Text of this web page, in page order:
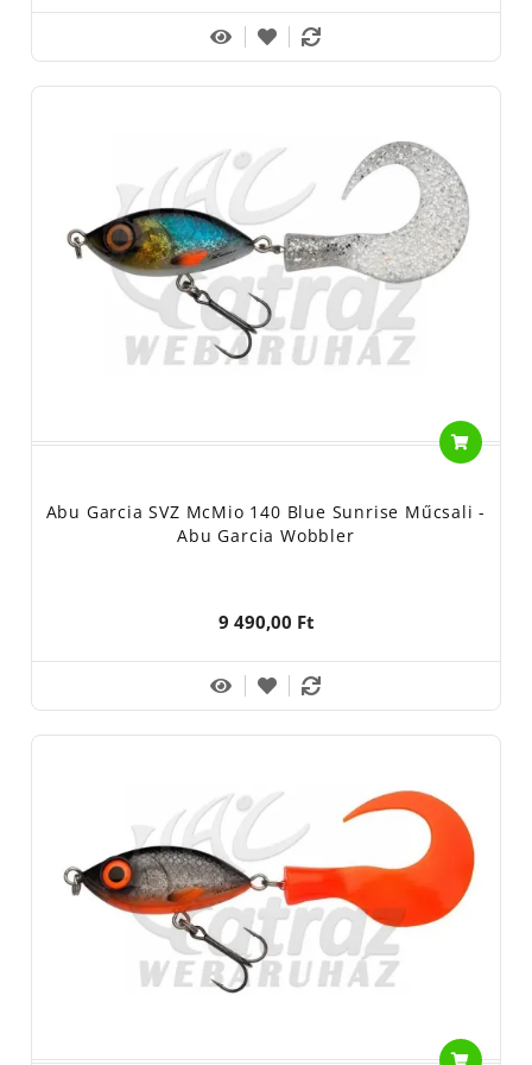
kevesebbel, mint asvéd pontosság, tartósság és innováció!
halcatraz.huoldalon az Abu Garcia orsók, pergető
horgásztúrán!
Abu Garcia SVZ McMio 140 Blue Sunrise Műcsali -
Abu Garcia Wobbler
9 490,00 Ft